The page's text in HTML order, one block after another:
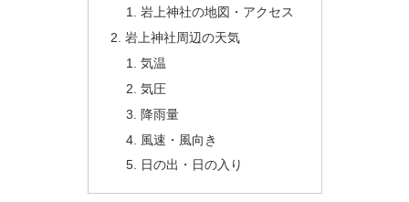
岩上神社の地図・アクセス
岩上神社周辺の天気
気温
気圧
降雨量
風速・風向き
日の出・日の入り